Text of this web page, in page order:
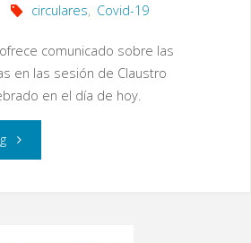
circulares, Covid-19
comunicado sobre las
en las sesión de Claustro
en el día de hoy.
"Comunicado